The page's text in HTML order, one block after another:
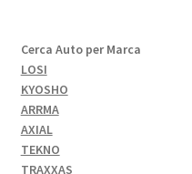
Cerca Auto per Marca
LOSI
KYOSHO
ARRMA
AXIAL
TEKNO
TRAXXAS